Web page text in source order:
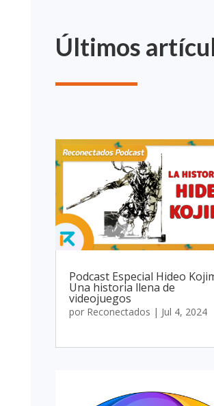
Últimos
Podcast Especial Hideo
Una historia llena de
videojuegos
por Reconectados | Jul 4, 2024